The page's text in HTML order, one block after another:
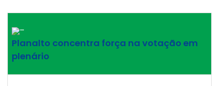
–
Planalto concentra força na votação em
plenário